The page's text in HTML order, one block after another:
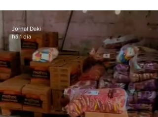
educação
Jornal Daki
há 1 dia